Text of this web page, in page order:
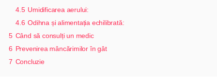
4.5 Umidificarea aerului:
4.6 Odihna și alimentația echilibrată:
5 Când să consulți un medic
6 Prevenirea mâncărimilor în gât
7 Concluzie